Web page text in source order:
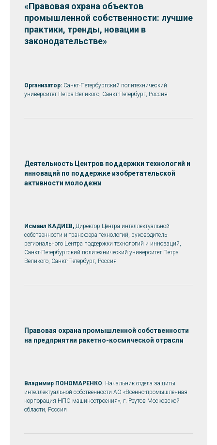
«Правовая охрана объектов
промышленной собственности: лучшие
практики, тренды, новации в
законодательстве»
Организатор: Санкт-Петербургский политехнический
университет Петра Великого, Санкт-Петербург, Россия
Деятельность Центров поддержки технологий и
инноваций по поддержке изобретательской
активности молодежи
Исмаил КАДИЕВ, Директор Центра интеллектуальной
собственности и трансфера технологий, руководитель
регионального Центра поддержки технологий и инноваций,
Санкт-Петербургский политехнический университет Петра
Великого, Санкт-Петербург, Россия
Правовая охрана промышленной собственности
на предприятии ракетно-космической отрасли
Владимир ПОНОМАРЕНКО, Начальник отдела защиты
интеллектуальной собственности АО «Военно-промышленная
корпорация НПО машиностроения», г. Реутов Московской
области, Россия